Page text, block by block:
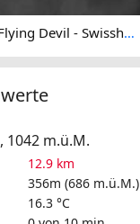
Ecuvillens › East: Flying Devil - Swissheliclub
1042 m.ü.M.
12.9 km
356m (686 m.ü.M.)
16.3 °C